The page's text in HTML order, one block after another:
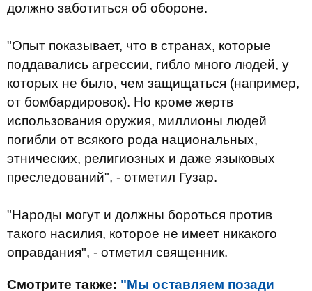
должно заботиться об обороне.
"Опыт показывает, что в странах, которые
поддавались агрессии, гибло много людей, у
которых не было, чем защищаться (например,
от бомбардировок). Но кроме жертв
использования оружия, миллионы людей
погибли от всякого рода национальных,
этнических, религиозных и даже языковых
преследований", - отметил Гузар.
"Народы могут и должны бороться против
такого насилия, которое не имеет никакого
оправдания", - отметил священник.
Смотрите также: "Мы оставляем позади